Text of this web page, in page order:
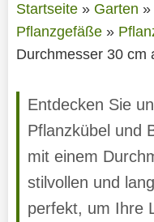
Startseite» Garten »
Pflanzgefäße»
Durchmesser 30 cm
Entdecken Sie
Pflanzkübel und
mit einem
stilvollen und
perfekt, um Ihre